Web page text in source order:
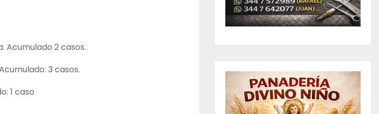
2 casos.
3 casos.
1 caso